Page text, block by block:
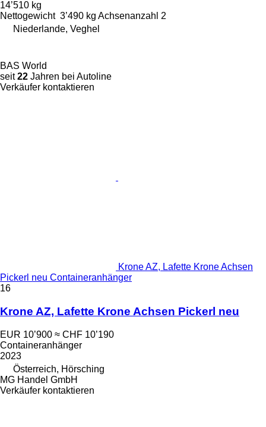
14’510 kg
Nettogewicht 3’490 kg Achsenanzahl 2
Niederlande, Veghel
BAS World
seit22 Jahren bei Autoline
Verkäufer kontaktieren
Krone AZ, Lafette Krone Achsen
Pickerl neu Containeranhänger
16
Krone AZ, Lafette Krone Achsen Pickerl neu
EUR 10’900 ≈ CHF 10’190
Containeranhänger
2023
Österreich, Hörsching
MG Handel GmbH
Verkäufer kontaktieren